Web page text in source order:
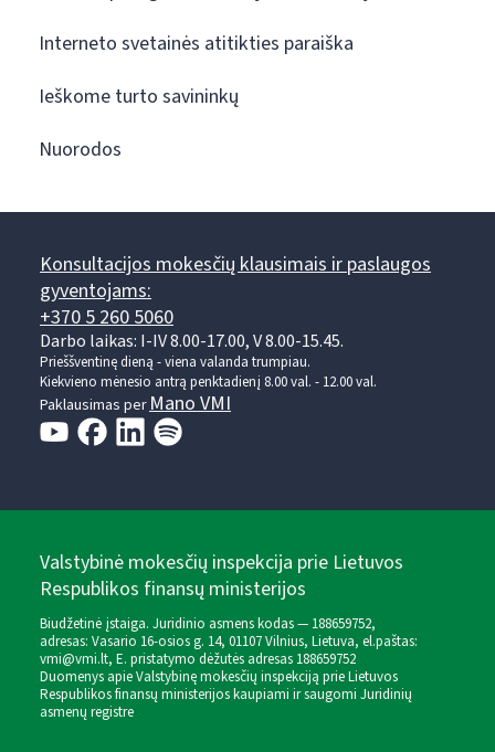
Interneto svetainės atitikties paraiška
Ieškome turto savininkų
Nuorodos
Konsultacijos mokesčių klausimais ir paslaugos
gyventojams:
+370 5 260 5060
Darbo laikas: I-IV 8.00-17.00, V 8.00-15.45.
Prieššventinę dieną - viena valanda trumpiau.
Kiekvieno mėnesio antrą penktadienį 8.00 val. - 12.00 val.
Paklausimas perMano VMI
Valstybinė mokesčių inspekcija prie Lietuvos
Respublikos finansų ministerijos
Biudžetinė įstaiga. Juridinio asmens kodas — 188659752,
adresas: Vasario 16-osios g. 14, 01107 Vilnius, Lietuva, el.paštas:
vmi@vmi.lt, E. pristatymo dėžutės adresas 188659752
Duomenys apie Valstybinę mokesčių inspekciją prie Lietuvos
Respublikos finansų ministerijos kaupiami ir saugomi Juridinių
asmenų registre